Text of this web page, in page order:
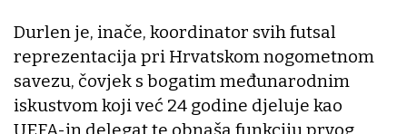
Durlen je, inače, koordinator svih futsal
reprezentacija pri Hrvatskom nogometnom
savezu, čovjek s bogatim međunarodnim
iskustvom koji već 24 godine djeluje kao
UEFA-in delegat te obnaša funkciju prvog